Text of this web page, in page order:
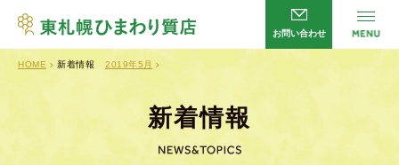
お問い合わせ
HOME
HOME 新着情報 2019年5月
新着情報